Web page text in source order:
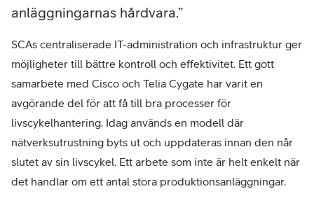
anläggningarnas hårdvara.
SCAs centraliserade IT-administration och infrastruktur ger
möjligheter till bättre kontroll och effektivitet. Ett gott
samarbete med Cisco och Telia Cygate har varit en
avgörande del för att få till bra processer för
livscykelhantering. Idag används en modell där
nätverksutrustning byts ut och uppdateras innan den når
slutet av sin livscykel. Ett arbete som inte är helt enkelt när
det handlar om ett antal stora produktionsanläggningar.